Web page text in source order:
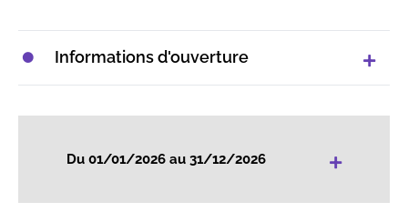
Informations d'ouverture
Du 01/01/2026 au 31/12/2026 +